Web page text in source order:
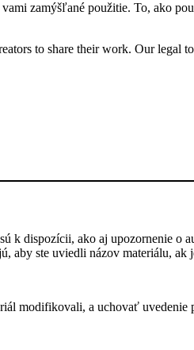
zamýšľané použitie. To, ako
to share their work. Our legal
dispozícii, ako aj upozornenie o
aby ste uviedli názov materiálu,
modifikovali, a uchovať